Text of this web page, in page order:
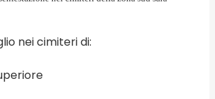
nei cimiteri di: